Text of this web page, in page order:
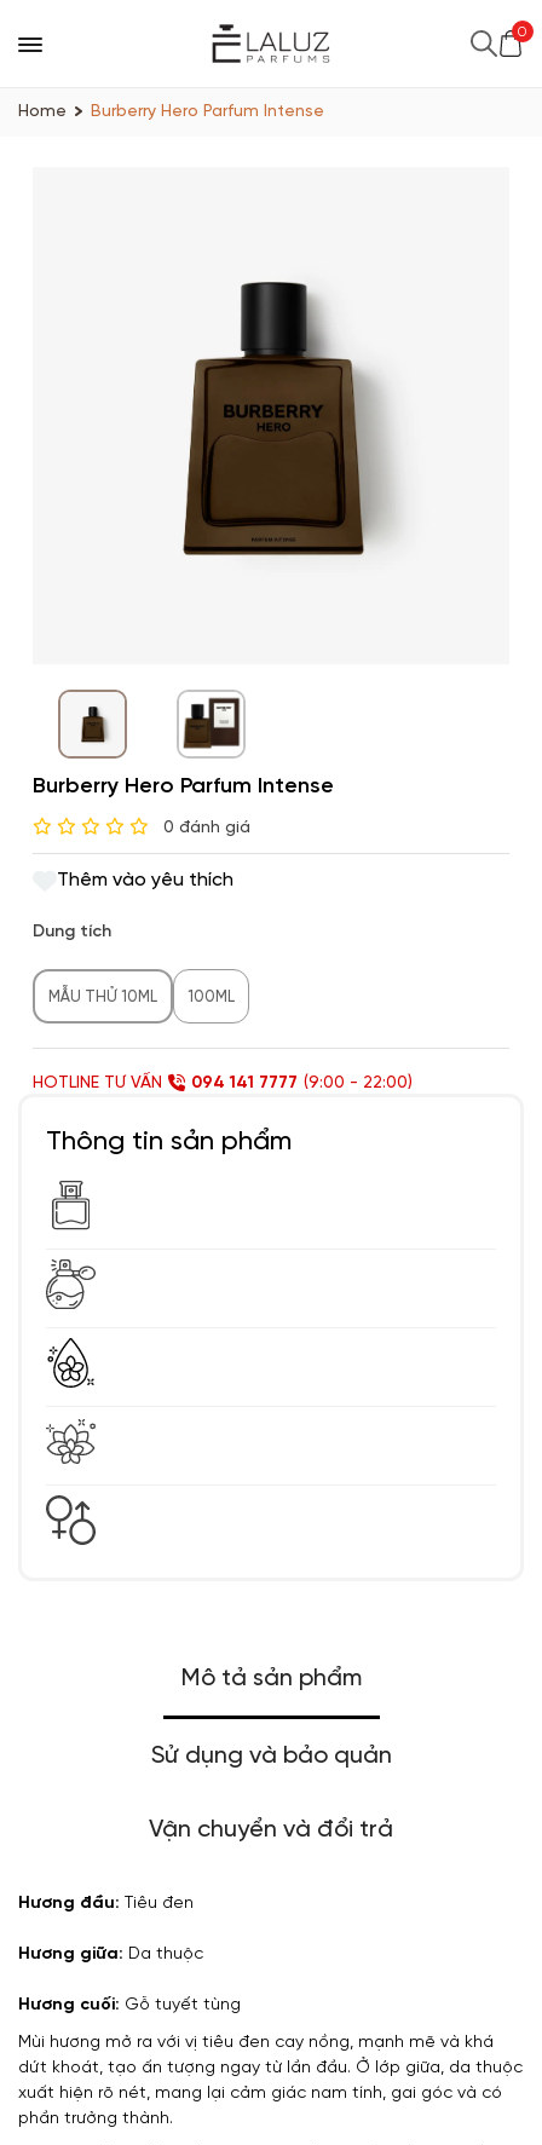
0
Home Burberry Hero Parfum Intense
Burberry Hero Parfum Intense
0 đánh giá
Thêm vào yêu thích
Dung tích
MẪU THỬ 10ML 100ML
HOTLINE TƯ VẤN 094 141 7777 (9:00 - 22:00)
Thông tin sản phẩm
Mô tả sản phẩm
Sử dụng và bảo quản
Vận chuyển và đổi trả
Hương đầu: Tiêu đen
Hương giữa: Da thuộc
Hương cuối: Gỗ tuyết tùng
Mùi hương mở ra với vị tiêu đen cay nồng, mạnh mẽ và khá
dứt khoát, tạo ấn tượng ngay từ lần đầu. Ở lớp giữa, da thuộc
xuất hiện rõ nét, mang lại cảm giác nam tính, gai góc và có
phần trưởng thành.